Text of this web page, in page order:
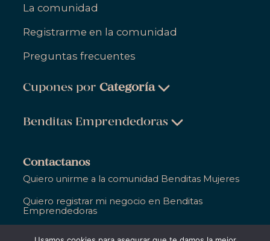
La comunidad
Registrarme en la comunidad
Preguntas frecuentes
Cupones porCategoría
Salud & Bienestar
Hogar
Gastronomía
Entretenimiento
Benditas Emprendedoras
Salud & Bienestar
Hogar
Contactanos
Quiero unirme a la comunidad Benditas Mujeres
Quiero registrar mi negocio en Benditas
Emprendedoras